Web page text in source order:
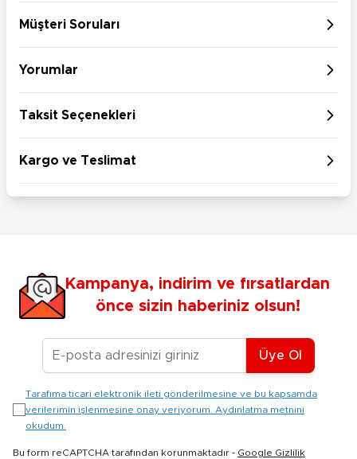
Müşteri Soruları
Yorumlar
Taksit Seçenekleri
Kargo ve Teslimat
Kampanya, indirim ve fırsatlardan
önce sizin haberiniz olsun!
E-posta Adresiniz
Üye Ol
Tarafıma ticari elektronik ileti gönderilmesine ve bu kapsamda
verilerimin işlenmesine onay veriyorum. Aydınlatma metnini
okudum.
Bu form reCAPTCHA tarafından korunmaktadır - Google Gizlilik